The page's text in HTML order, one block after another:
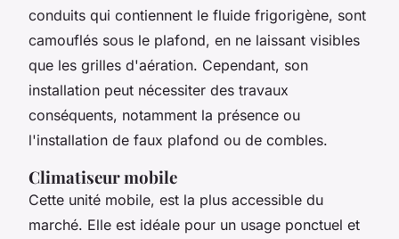
conduits qui contiennent le fluide frigorigène, sont
camouflés sous le plafond, en ne laissant visibles
que les grilles d'aération. Cependant, son
installation peut nécessiter des travaux
conséquents, notamment la présence ou
l'installation de faux plafond ou de combles.
Climatiseur mobile
Cette unité mobile, est la plus accessible du
marché. Elle est idéale pour un usage ponctuel et